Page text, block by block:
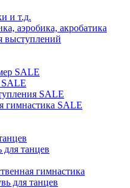
и т.д.
аэробика, акробатика
выступлений
SALE
SALE
гимнастика SALE
для танцев
гимнастика
для танцев